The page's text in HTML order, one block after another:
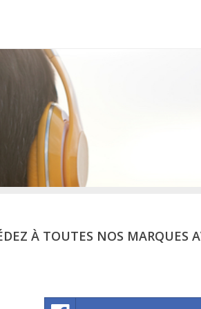
À TOUTES NOS MARQUES